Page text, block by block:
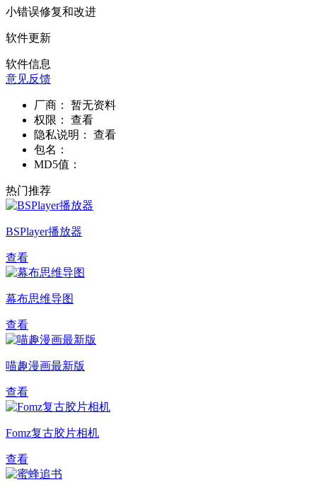
小错误修复和改进
软件更新
软件信息
意见反馈
厂商：
暂无资料
权限：
查看
隐私说明：
查看
包名：
MD5值：
热门推荐
BSPlayer播放器
查看
幕布思维导图
查看
喵趣漫画最新版
查看
Fomz复古胶片相机
查看